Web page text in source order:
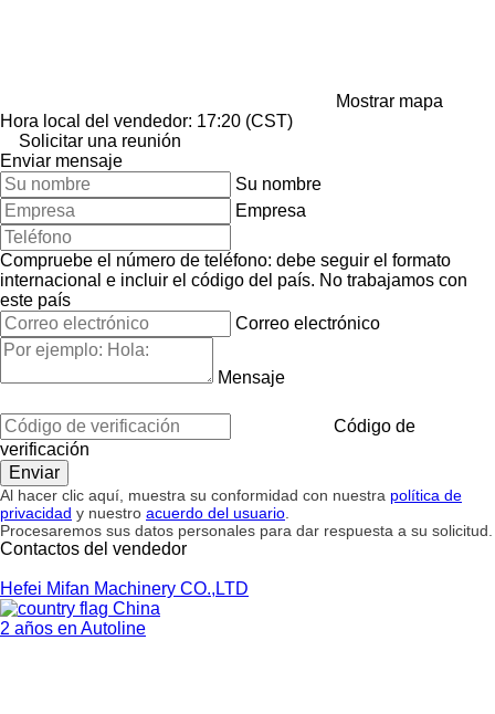
Mostrar mapa
Hora local del vendedor: 17:20 (CST)
Solicitar una reunión
Enviar mensaje
Su nombre
Empresa
Compruebe el número de teléfono: debe seguir el formato
internacional e incluir el código del país. No trabajamos con
este país
Correo electrónico
Mensaje
Código de
verificación
Al hacer clic aquí, muestra su conformidad con nuestra política de
privacidad y nuestro acuerdo del usuario
Procesaremos sus datos personales para dar respuesta a su solicitud.
Contactos del vendedor
Hefei Mifan Machinery CO.,LTD
China
2 años en Autoline